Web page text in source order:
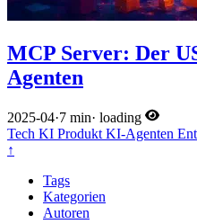
MCP Server: Der
Agenten
2025-04·7 min· loading
Tech KI Produkt KI-Agenten
↑
Tags
Kategorien
Autoren